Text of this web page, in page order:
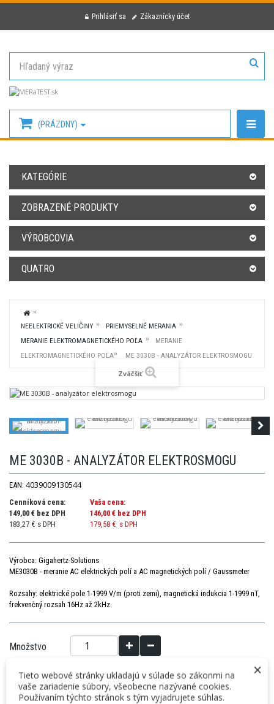
Prihlásiť sa Zákaznícky účet
(PRÁZDNY)
KATEGÓRIE
ZOBRAZENÉ PRODUKTY
VÝROBCOVIA
QUATRO
NEELEKTRICKÉ VELIČINY
PRIEMYSELNÉ MERANIA
MERANIE ELEKTROMAGNETICKÉHO POĽA
MERANIE
ELEKTROMAGNETICKÉHO POĽA
ME 3030B - ANALYZÁTOR ELEKTROSMOGU
Zväčšiť
ME 3030B - ANALYZÁTOR ELEKTROSMOGU
EAN: 4039009130544
Cenníková cena:
149,00 € bez DPH
183,27 € s DPH
Vaša cena:
146,00 € bez DPH
179,58 € s DPH
Výrobca: Gigahertz-Solutions
ME3030B - meranie AC elektrických polí a AC magnetických polí / Gaussmeter
Rozsahy: e lektrické pole 1-1999 V/m (proti zemi), magnetická indukcia 1-1999 nT,
frekvenčný rozsah 16Hz až 2kHz.
Množstvo
VLOŽIŤ DO KOŠÍKA
×
Tieto webové stránky ukladajú v súlade so zákonmi na
vaše zariadenie súbory, všeobecne nazývané cookies.
Používaním týchto stránok s tým vyjadrujete súhlas.